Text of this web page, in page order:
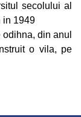
secolului al
in 1949
din anul
o vila, pe